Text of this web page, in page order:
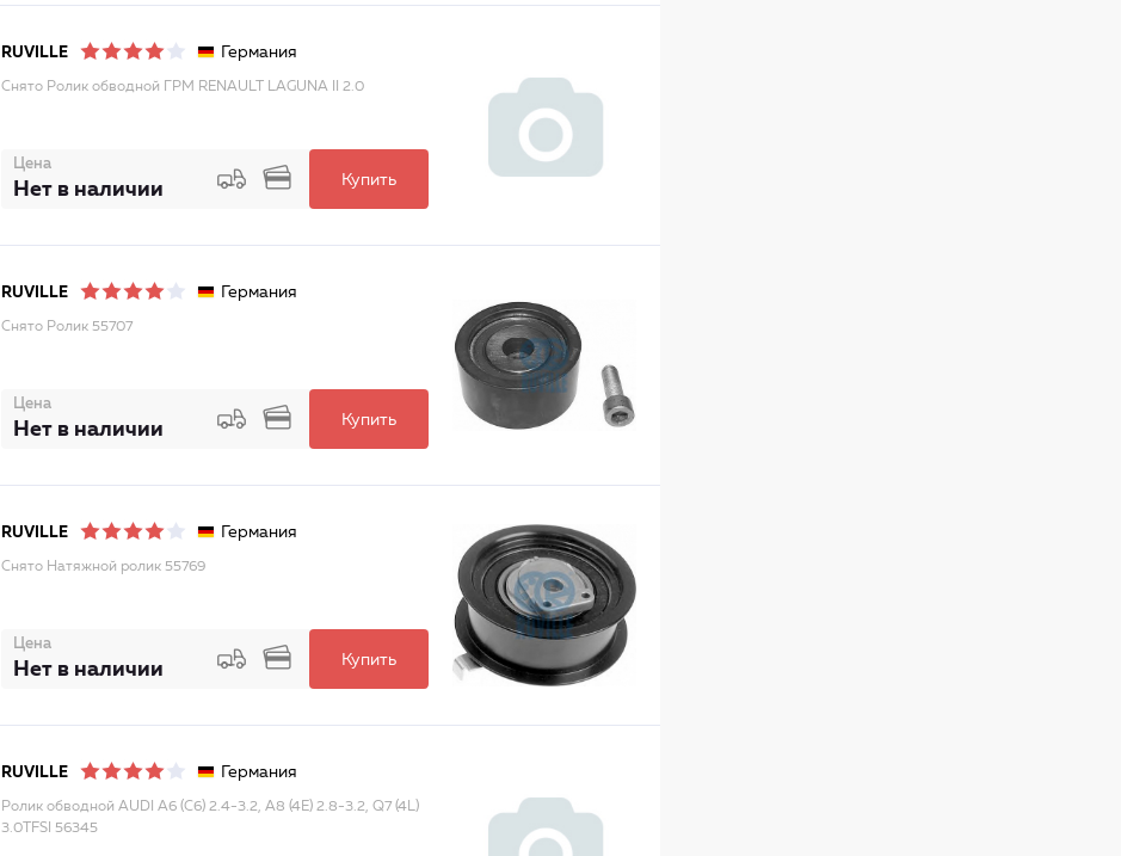
RUVILLE Германия
Снято Ролик обводной ГРМ RENAULT LAGUNA II 2.0
Цена
Нет в наличии Купить
RUVILLE Германия
Снято Ролик 55707
Цена
Нет в наличии Купить
RUVILLE Германия
Снято Натяжной ролик 55769
Цена
Нет в наличии Купить
RUVILLE Германия
Ролик обводной AUDI A6 (C6) 2.4-3.2, A8 (4E) 2.8-3.2, Q7 (4L)
3.0TFSI 56345